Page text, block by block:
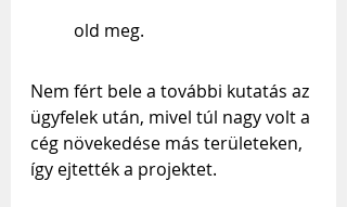
old meg.
Nem fért bele a további kutatás az
ügyfelek után, mivel túl nagy volt a
cég növekedése más területeken,
így ejtették a projektet.